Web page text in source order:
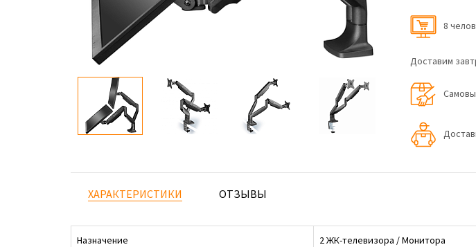
8
Доставим
ХАРАКТЕРИСТИКИ ОТЗЫВЫ
Назначение 2 ЖК-телевизора / Монитора